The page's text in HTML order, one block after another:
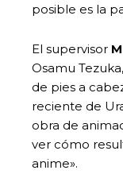
posible es la
El supervisor
Osamu
de pies a
reciente de
obra de
ver cómo
anime».